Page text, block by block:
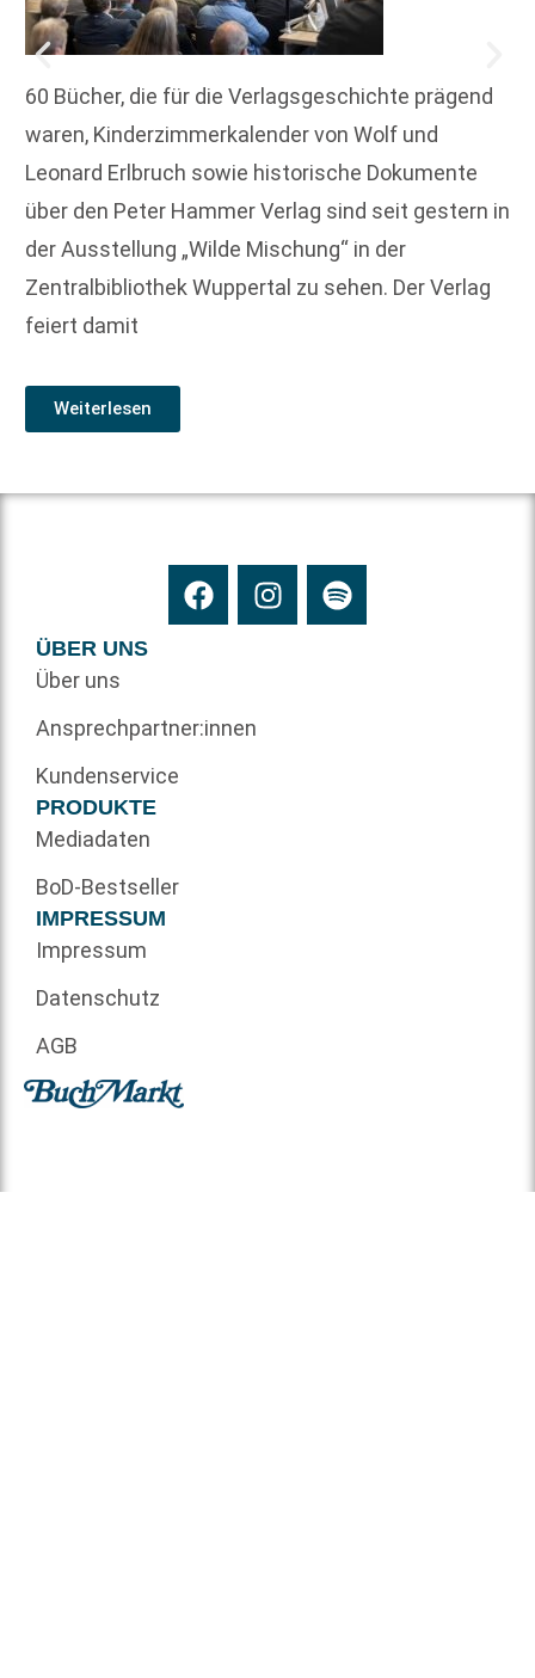
60 Bücher, die für die Verlagsgeschichte prägend
waren, Kinderzimmerkalender von Wolf und
Leonard Erlbruch sowie historische Dokumente
über den Peter Hammer Verlag sind seit gestern in
der Ausstellung „Wilde Mischung“ in der
Zentralbibliothek Wuppertal zu sehen. Der Verlag
feiert damit
Weiterlesen
ÜBER UNS
Über uns
Ansprechpartner:innen
Kundenservice
PRODUKTE
Mediadaten
BoD-Bestseller
IMPRESSUM
Impressum
Datenschutz
AGB